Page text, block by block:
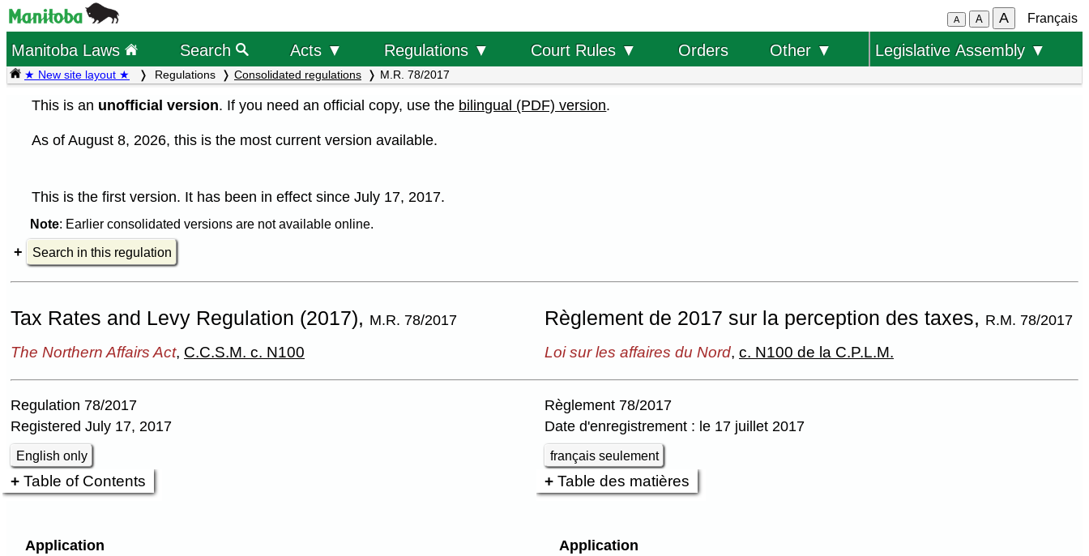
A A A Français
Manitoba Laws Search Acts ▼ Regulations ▼ Court Rules ▼ Orders Other ▼ Legislative Assembly ▼
★ New site layout ★ Regulations Consolidated regulations M.R. 78/2017
This is an unofficial version. If you need an official copy, use the bilingual (PDF) version.
As of August 8, 2026, this is the most current version available.
This is the first version. It has been in effect since July 17, 2017.
Note: Earlier consolidated versions are not available online.
Search in this regulation
Tax Rates and Levy Regulation (2017), M.R. 78/2017 Règlement de 2017 sur la perception des taxes, R.M. 78/2017
The Northern Affairs Act, C.C.S.M. c. N100 Loi sur les affaires du Nord, c. N100 de la C.P.L.M.
Regulation 78/2017
Registered July 17, 2017
English only
Règlement 78/2017
Date d'enregistrement : le 17 juillet 2017
français seulement
Table of Contents Table des matières
Application
Application